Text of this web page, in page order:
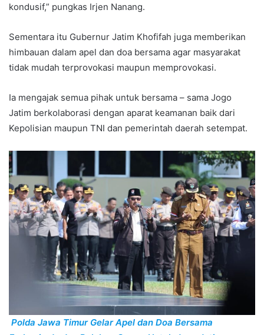
kondusif,” pungkas Irjen Nanang.
Sementara itu Gubernur Jatim Khofifah juga memberikan
himbauan dalam apel dan doa bersama agar masyarakat
tidak mudah terprovokasi maupun memprovokasi.
Ia mengajak semua pihak untuk bersama – sama Jogo
Jatim berkolaborasi dengan aparat keamanan baik dari
Kepolisian maupun TNI dan pemerintah daerah setempat.
Polda Jawa Timur Gelar Apel dan Doa Bersama